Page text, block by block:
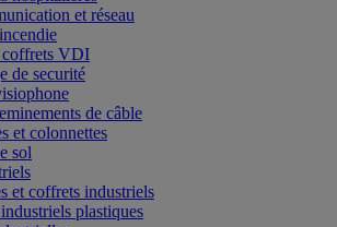
et réseau
coffrets VDI
de securité
de câble
et colonnettes
sol
et coffrets industriels
plastiques